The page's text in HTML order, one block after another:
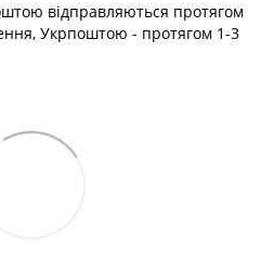
відправляються протягом
Укрпоштою - протягом 1-3